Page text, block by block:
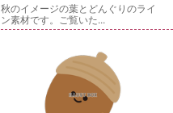
秋のイメージの葉とどんぐりのライ
ン素材です。ご覧いた...